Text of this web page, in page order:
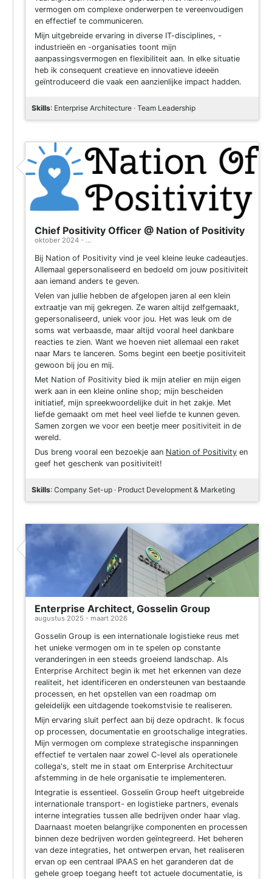
vermogen om complexe onderwerpen te vereenvoudigen
en effectief te communiceren.
Mijn uitgebreide ervaring in diverse IT-disciplines, -
industrieën en -organisaties toont mijn
aanpassingsvermogen en flexibiliteit aan. In elke situatie
heb ik consequent creatieve en innovatieve ideeën
geïntroduceerd die vaak een aanzienlijke impact hadden.
Skills: Enterprise Architecture · Team Leadership
Chief Positivity Officer @ Nation of Positivity
oktober 2024 - ...
Bij Nation of Positivity vind je veel kleine leuke cadeautjes.
Allemaal gepersonaliseerd en bedoeld om jouw positiviteit
aan iemand anders te geven.
Velen van jullie hebben de afgelopen jaren al een klein
extraatje van mij gekregen. Ze waren altijd zelfgemaakt,
gepersonaliseerd, uniek voor jou. Het was leuk om de
soms wat verbaasde, maar altijd vooral heel dankbare
reacties te zien. Want we hoeven niet allemaal een raket
naar Mars te lanceren. Soms begint een beetje positiviteit
gewoon bij jou en mij.
Met Nation of Positivity bied ik mijn atelier en mijn eigen
werk aan in een kleine online shop; mijn bescheiden
initiatief, mijn spreekwoordelijke duit in het zakje. Met
liefde gemaakt om met heel veel liefde te kunnen geven.
Samen zorgen we voor een beetje meer positiviteit in de
wereld.
Dus breng vooral een bezoekje aan Nation of Positivity en
geef het geschenk van positiviteit!
Skills: Company Set-up · Product Development & Marketing
Enterprise Architect, Gosselin Group
augustus 2025 - maart 2026
Gosselin Group is een internationale logistieke reus met
het unieke vermogen om in te spelen op constante
veranderingen in een steeds groeiend landschap. Als
Enterprise Architect begin ik met het erkennen van deze
realiteit, het identificeren en ondersteunen van bestaande
processen, en het opstellen van een roadmap om
geleidelijk een uitdagende toekomstvisie te realiseren.
Mijn ervaring sluit perfect aan bij deze opdracht. Ik focus
op processen, documentatie en grootschalige integraties.
Mijn vermogen om complexe strategische inspanningen
effectief te vertalen naar zowel C-level als operationele
collega's, stelt me in staat om Enterprise Architectuur
afstemming in de hele organisatie te implementeren.
Integratie is essentieel. Gosselin Group heeft uitgebreide
internationale transport- en logistieke partners, evenals
interne integraties tussen alle bedrijven onder haar vlag.
Daarnaast moeten belangrijke componenten en processen
binnen deze bedrijven worden geïntegreerd. Het beheren
van deze integraties, het ontwerpen ervan, het realiseren
ervan op een centraal IPAAS en het garanderen dat de
gehele groep toegang heeft tot actuele documentatie, is